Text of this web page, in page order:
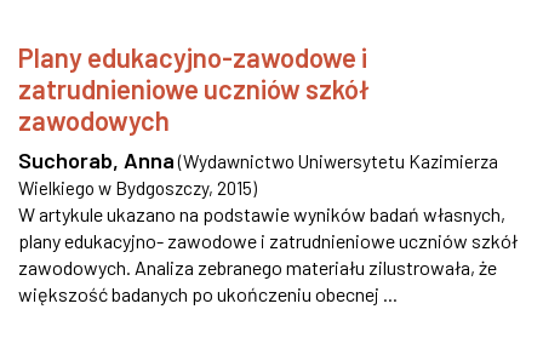
Plany edukacyjno-zawodowe i
zatrudnieniowe uczniów szkół
zawodowych
Suchorab, Anna (Wydawnictwo Uniwersytetu Kazimierza
Wielkiego w Bydgoszczy, 2015)
W artykule ukazano na podstawie wyników badań własnych,
plany edukacyjno- zawodowe i zatrudnieniowe uczniów szkół
zawodowych. Analiza zebranego materiału zilustrowała, że
większość badanych po ukończeniu obecnej ...